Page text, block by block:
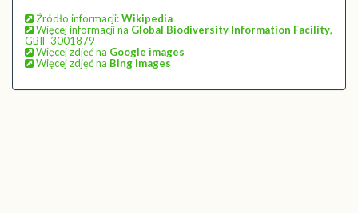
Źródło informacji:Wikipedia
Więcej informacji na Global Biodiversity Information Facility,
GBIF 3001879
Więcej zdjęć na Google images
Więcej zdjęć na Bing images